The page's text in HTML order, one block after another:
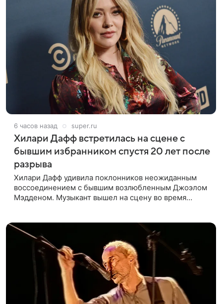
6 часов назад super.ru
Хилари Дафф встретилась на сцене с
бывшим избранником спустя 20 лет после
разрыва
Хилари Дафф удивила поклонников неожиданным
воссоединением с бывшим возлюбленным Джоэлом
Мэдденом. Музыкант вышел на сцену во время